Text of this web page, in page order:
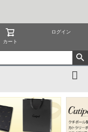
カート
ログイン